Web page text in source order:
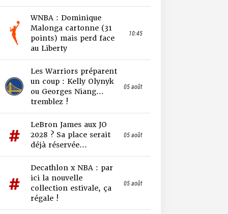
WNBA : Dominique
Malonga cartonne (31
points) mais perd face
au Liberty
10:45
Les Warriors préparent
un coup : Kelly Olynyk
ou Georges Niang…
tremblez !
05 août
LeBron James aux JO
2028 ? Sa place serait
déjà réservée...
05 août
Decathlon x NBA : par
ici la nouvelle
collection estivale, ça
régale !
05 août